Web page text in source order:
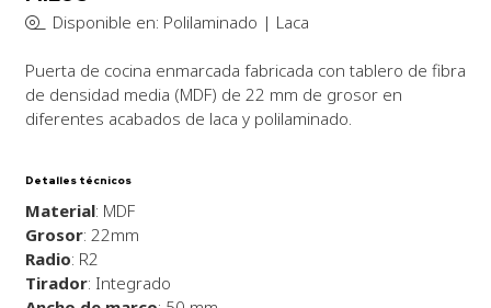
Disponible en: Polilaminado | Laca
Puerta de cocina enmarcada fabricada con tablero de fibra
de densidad media (MDF) de 22 mm de grosor en
diferentes acabados de laca y polilaminado.
Detalles técnicos
Material: MDF
Grosor: 22mm
Radio: R2
Tirador: Integrado